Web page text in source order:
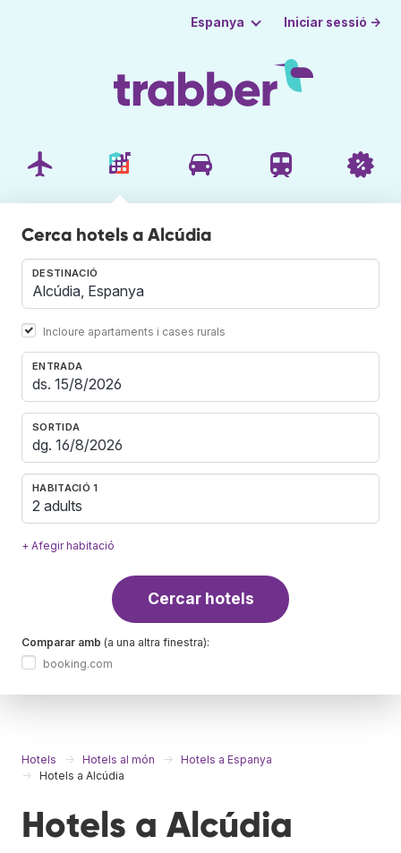
Espanya Iniciar sessió →
Cerca hotels a Alcúdia
DESTINACIÓ
Incloure apartaments i cases rurals
ENTRADA
SORTIDA
HABITACIÓ 1
2 adults
+ Afegir habitació
Cercar hotels
Comparar amb (a una altra finestra):
booking.com
Hotels Hotels al món
Hotels a Espanya
Hotels a Alcúdia
Hotels a Alcúdia